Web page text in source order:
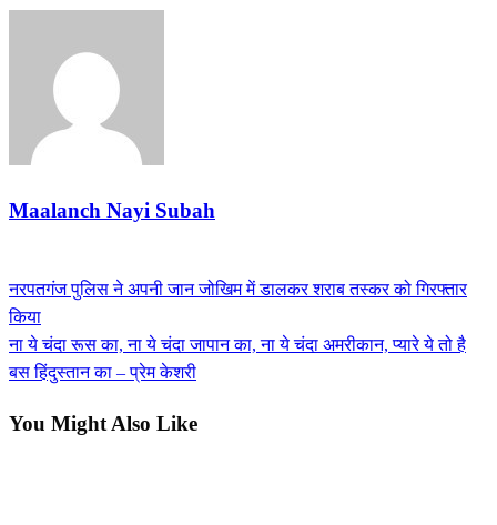
Maalanch Nayi Subah
Post
navigation
Previous
Post
नरपतगंज पुलिस ने अपनी जान जोखिम में डालकर शराब तस्कर को गिरफ्तार
किया
Next
Post
ना ये चंदा रूस का, ना ये चंदा जापान का, ना ये चंदा अमरीकान, प्यारे ये तो है
बस हिंदुस्तान का – प्रेम केशरी
You Might Also Like